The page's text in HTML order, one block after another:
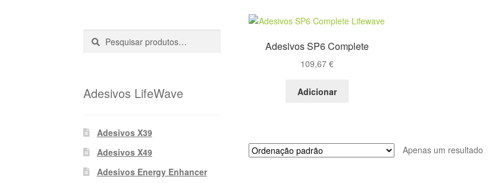
Adesivos SP6 Complete
109,67€
Adicionar
Apenas um resultado
Pesquisar
Pesquisa
Adesivos LifeWave
Adesivos X39
Adesivos X49
Adesivos Energy Enhancer